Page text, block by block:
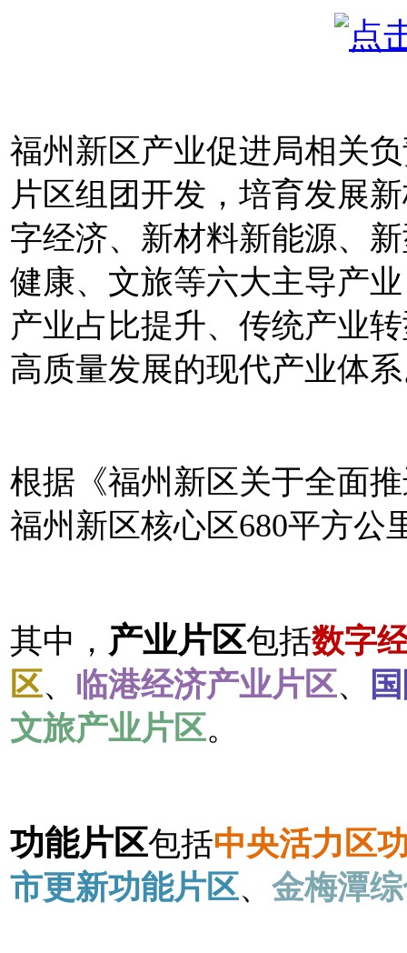
福州新区产业促进局相关
片区组团开发，培育发展
字经济、新材料新能源、
健康、文旅等六大主导产
产业占比提升、传统产业
高质量发展的现代产业体
根据《福州新区关于全面
福州新区核心区680平方公
其中， 产业片区包括数字
区、 临港经济产业片区、
文旅产业片区。
功能片区包括中央活力区
市更新功能片区、 金梅潭